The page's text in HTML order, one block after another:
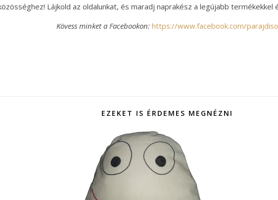
Lájkold az oldalunkat, és maradj naprakész a legújabb termékekkel
Kövess minket a Facebookon: https://www.facebook.com/parajdiso
EZEKET IS ÉRDEMES MEGNÉZNI